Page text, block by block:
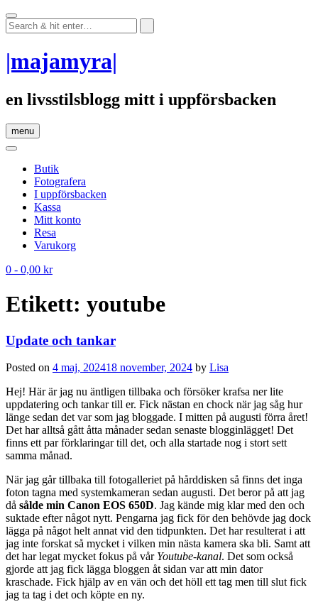
Skip
to
content
|majamyra|
en livsstilsblogg mitt i uppförsbacken
menu
Butik
Fotografera
I uppförsbacken
Kassa
Mitt konto
Resa
Varukorg
0 - 0,00 kr
Etikett: youtube
Update och tankar
Posted on 4 maj, 202418 november, 2024 by Lisa
Hej! Här är jag nu äntligen tillbaka och försöker krafsa ner lite
uppdatering och tankar till er. Fick nästan en chock när jag såg hur
länge sedan det var som jag bloggade. I mitten på augusti förra året!
Det har alltså gått åtta månader sedan senaste blogginlägget! Det
finns ett par förklaringar till det, och alla startade nog i stort sett
samma månad.
När jag går tillbaka till fotogalleriet på hårddisken så finns det inga
foton tagna med systemkameran sedan augusti. Det beror på att jag
då sålde min Canon EOS 650D. Jag kände mig klar med den och
suktade efter något nytt. Pengarna jag fick för den behövde jag dock
lägga på något helt annat vid den tidpunkten. Det har resulterat i att
jag inte forskat så mycket i vilken min nästa kamera ska bli. Samt att
det har legat mycket fokus på vår Youtube-kanal. Det som också
gjorde att jag fick lägga bloggen åt sidan var att min dator
kraschade. Fick hjälp av en vän och det höll ett tag men till slut fick
jag ta tag i det och köpte en ny.